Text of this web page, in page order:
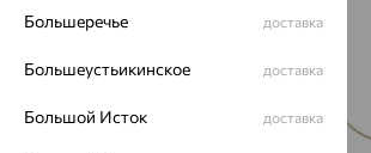
Большеречье доставка
Большеустьикинское доставка
Большой Исток доставка